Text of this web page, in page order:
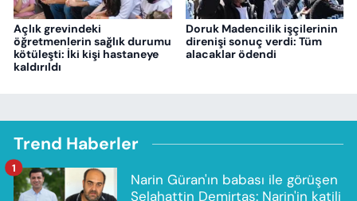
Açlık grevindeki
öğretmenlerin sağlık durumu
kötüleşti: İki kişi hastaneye
kaldırıldı
Doruk Madencilik işçilerinin
direnişi sonuç verdi: Tüm
alacaklar ödendi
Trend Haberler
Narin Güran'ın babası ile görüşen
Selahattin Demirtaş: Narin'in katili
1